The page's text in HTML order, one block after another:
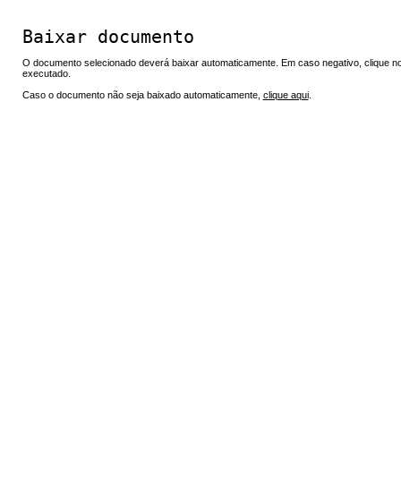
Baixar documento
O documento selecionado deverá baixar automaticamente. Em caso negativo, clique
executado.
Caso o documento não seja baixado automaticamente, clique aqui.